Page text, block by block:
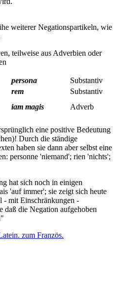
weiterer Negationspartikeln, wie
teilweise aus Adverbien oder
persona
Substantiv
rem
Substantiv
iam magis Adverb
eine positive Bedeutung
Durch die ständige
haben sie dann aber selbst eine
personne 'niemand'; rien 'nichts';
hat sich noch in einigen
'auf immer'; sie zeigt sich heute
- mit Einschränkungen -
daß die Negation aufgehoben
zum Französ.